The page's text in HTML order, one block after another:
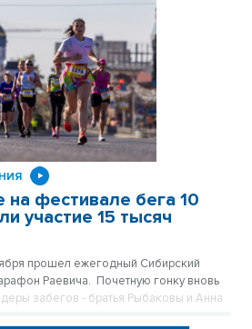
2 часа 8 минут 14 секунд. В свои 50
и зрячих соперников.
на фестивале бега 10
участие 15 тысяч
прошел ежегодный Сибирский
Раевича. Почетную гонку вновь
забегов - братья Рыбаковы и Анна